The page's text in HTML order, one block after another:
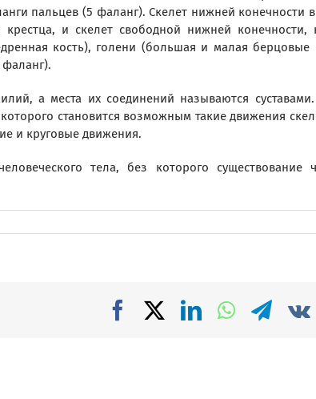
пальцев (5 фаланг). Скелет нижней конечности
и скелет свободной нижней конечности,
кость), голени (большая и малая берцовые
а места их соединений называются суставами.
становится возможным такие движения
и круговые движения.
тела, без которого существование
FacebookLinkedIn
WhatsApp